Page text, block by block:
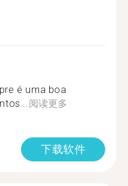
é uma boa
阅读更多
下载软件